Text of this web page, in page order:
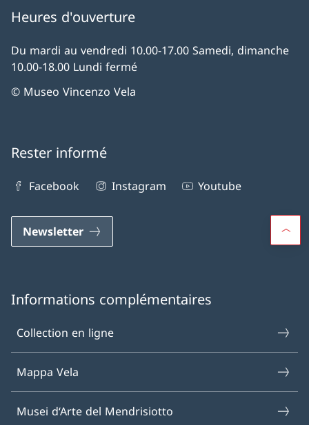
Heures d'ouverture
Du mardi au vendredi 10.00-17.00 Samedi, dimanche
10.00-18.00 Lundi fermé
© Museo Vincenzo Vela
Rester informé
Facebook Instagram Youtube
Newsletter
Informations complémentaires
Collection en ligne
Mappa Vela
Musei d‘Arte del Mendrisiotto